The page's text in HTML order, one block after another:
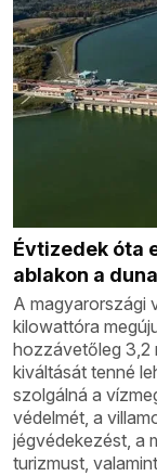
Évtizedek óta
ablakon a
A magyarországi
kilowattóra
hozzávetőleg 3,2
kiváltását tenné
szolgálná a
védelmét, a
jégvédekezést, a
turizmust,